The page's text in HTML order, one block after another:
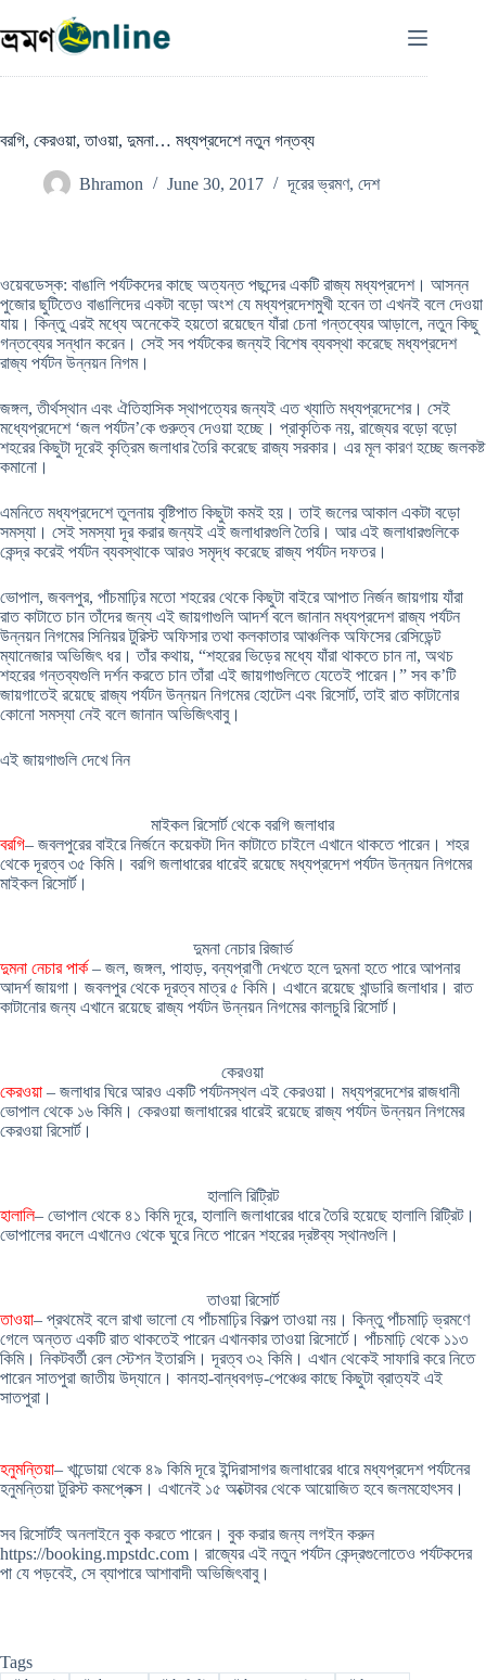
to
content
বরগি, কেরওয়া, তাওয়া, দুমনা… মধ্যপ্রদেশে নতুন গন্তব্য
Bhramon June 30, 2017 দূরের ভ্রমণ, দেশ
ওয়েবডেস্ক: বাঙালি পর্যটকদের কাছে অত্যন্ত পছন্দের একটি রাজ্য মধ্যপ্রদেশ। আসন্ন
পুজোর ছুটিতেও বাঙালিদের একটা বড়ো অংশ যে মধ্যপ্রদেশমুখী হবেন তা এখনই বলে দেওয়া
যায়। কিন্তু এরই মধ্যে অনেকেই হয়তো রয়েছেন যাঁরা চেনা গন্তব্যের আড়ালে, নতুন কিছু
গন্তব্যের সন্ধান করেন। সেই সব পর্যটকের জন্যই বিশেষ ব্যবস্থা করেছে মধ্যপ্রদেশ
রাজ্য পর্যটন উন্নয়ন নিগম।
জঙ্গল, তীর্থস্থান এবং ঐতিহাসিক স্থাপত্যের জন্যই এত খ্যাতি মধ্যপ্রদেশের। সেই
মধ্যেপ্রদেশে ‘জল পর্যটন’কে গুরুত্ব দেওয়া হচ্ছে। প্রাকৃতিক নয়, রাজ্যের বড়ো বড়ো
শহরের কিছুটা দূরেই কৃত্রিম জলাধার তৈরি করেছে রাজ্য সরকার। এর মূল কারণ হচ্ছে জলকষ্ট
কমানো।
এমনিতে মধ্যপ্রদেশে তুলনায় বৃষ্টিপাত কিছুটা কমই হয়। তাই জলের আকাল একটা বড়ো
সমস্যা। সেই সমস্যা দূর করার জন্যই এই জলাধারগুলি তৈরি। আর এই জলাধারগুলিকে
কেন্দ্র করেই পর্যটন ব্যবস্থাকে আরও সমৃদ্ধ করেছে রাজ্য পর্যটন দফতর।
ভোপাল, জবলপুর, পাঁচমাঢ়ির মতো শহরের থেকে কিছুটা বাইরে আপাত নির্জন জায়গায় যাঁরা
রাত কাটাতে চান তাঁদের জন্য এই জায়গাগুলি আদর্শ বলে জানান মধ্যপ্রদেশ রাজ্য পর্যটন
উন্নয়ন নিগমের সিনিয়র টুরিস্ট অফিসার তথা কলকাতার আঞ্চলিক অফিসের রেসিডেন্ট
ম্যানেজার অভিজিৎ ধর। তাঁর কথায়, “শহরের ভিড়ের মধ্যে যাঁরা থাকতে চান না, অথচ
শহরের গন্তব্যগুলি দর্শন করতে চান তাঁরা এই জায়গাগুলিতে যেতেই পারেন।” সব ক’টি
জায়গাতেই রয়েছে রাজ্য পর্যটন উন্নয়ন নিগমের হোটেল এবং রিসোর্ট, তাই রাত কাটানোর
কোনো সমস্যা নেই বলে জানান অভিজিৎবাবু।
এই জায়গাগুলি দেখে নিন
মাইকল রিসোর্ট থেকে বরগি জলাধার
বরগি– জবলপুরের বাইরে নির্জনে কয়েকটা দিন কাটাতে চাইলে এখানে থাকতে পারেন। শহর
থেকে দূরত্ব ৩৫ কিমি। বরগি জলাধারের ধারেই রয়েছে মধ্যপ্রদেশ পর্যটন উন্নয়ন নিগমের
মাইকল রিসোর্ট।
দুমনা নেচার রিজার্ভ
দুমনা নেচার পার্ক – জল, জঙ্গল, পাহাড়, বন্যপ্রাণী দেখতে হলে দুমনা হতে পারে আপনার
আদর্শ জায়গা। জবলপুর থেকে দূরত্ব মাত্র ৫ কিমি। এখানে রয়েছে খান্ডারি জলাধার। রাত
কাটানোর জন্য এখানে রয়েছে রাজ্য পর্যটন উন্নয়ন নিগমের কালচুরি রিসোর্ট।
কেরওয়া
কেরওয়া – জলাধার ঘিরে আরও একটি পর্যটনস্থল এই কেরওয়া। মধ্যপ্রদেশের রাজধানী
ভোপাল থেকে ১৬ কিমি। কেরওয়া জলাধারের ধারেই রয়েছে রাজ্য পর্যটন উন্নয়ন নিগমের
কেরওয়া রিসোর্ট।
হালালি রিট্রিট
হালালি– ভোপাল থেকে ৪১ কিমি দূরে, হালালি জলাধারের ধারে তৈরি হয়েছে হালালি রিট্রিট।
ভোপালের বদলে এখানেও থেকে ঘুরে নিতে পারেন শহরের দ্রষ্টব্য স্থানগুলি।
তাওয়া রিসোর্ট
তাওয়া– প্রথমেই বলে রাখা ভালো যে পাঁচমাঢ়ির বিকল্প তাওয়া নয়। কিন্তু পাঁচমাঢ়ি ভ্রমণে
গেলে অন্তত একটি রাত থাকতেই পারেন এখানকার তাওয়া রিসোর্টে। পাঁচমাঢ়ি থেকে ১১৩
কিমি। নিকটবর্তী রেল স্টেশন ইতারসি। দূরত্ব ৩২ কিমি। এখান থেকেই সাফারি করে নিতে
পারেন সাতপুরা জাতীয় উদ্যানে। কানহা-বান্ধবগড়-পেঞ্চের কাছে কিছুটা ব্রাত্যই এই
সাতপুরা।
হনুমন্তিয়া– খান্ডোয়া থেকে ৪৯ কিমি দূরে ইন্দিরাসাগর জলাধারের ধারে মধ্যপ্রদেশ পর্যটনের
হনুমন্তিয়া টুরিস্ট কমপ্লেক্স। এখানেই ১৫ অক্টোবর থেকে আয়োজিত হবে জলমহোৎসব।
সব রিসোর্টই অনলাইনে বুক করতে পারেন। বুক করার জন্য লগইন করুন
https://booking.mpstdc.com। রাজ্যের এই নতুন পর্যটন কেন্দ্রগুলোতেও পর্যটকদের
পা যে পড়বেই, সে ব্যাপারে আশাবাদী অভিজিৎবাবু।
Tags